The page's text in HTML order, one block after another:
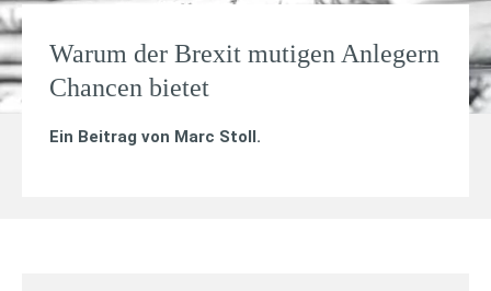
Warum der Brexit mutigen Anlegern
Chancen bietet
Ein Beitrag von Marc Stoll.